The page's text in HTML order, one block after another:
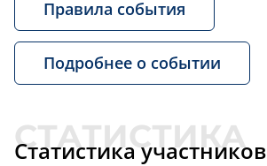
Правила события
Подробнее о событии
Статистика участников